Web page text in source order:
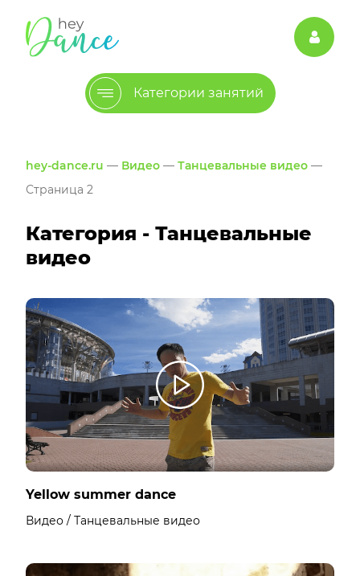
Категории занятий
hey-dance.ru — Видео — Танцевальные видео —
Страница 2
Категория - Танцевальные
видео
Yellow summer dance
Видео / Танцевальные видео